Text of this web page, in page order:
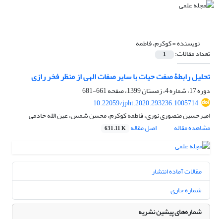
نویسنده =کوکرم، فاطمه
تعداد مقالات: 1
تحلیل رابطۀ صفت حیات با سایر صفات الهی از منظر فخر رازی
دوره 17، شماره 4، زمستان 1399، صفحه
661-681
10.22059/jpht.2020.293236.1005714
امیرحسین منصوری نوری، فاطمه کوکرم، محسن شمس، عین الله خادمی
مشاهده مقاله
اصل مقاله 631.11 K
مقالات آماده انتشار
شماره جاری
شماره‌های پیشین نشریه